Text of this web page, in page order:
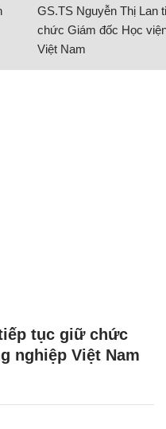
GS.TS Nguyễn Thị Lan
chức Giám đốc Học
Việt Nam
tục giữ chức
nghiệp Việt Nam